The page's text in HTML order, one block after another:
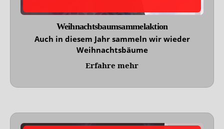
Weihnachtsbaumsammelaktion
Auch in diesem Jahr sammeln wir wieder
Weihnachtsbäume
Erfahre mehr